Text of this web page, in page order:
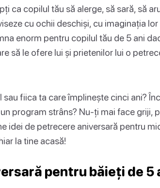
ca copilul tău să alerge, să sară, să
cu ochii deschiși, cu imaginația
enorm pentru copilul tău de 5 ani
să le ofere lui și prietenilor lui o
fiica ta care împlinește cinci ani?
program strâns? Nu-ți mai face griji,
idei de petrecere aniversară pentru
la tine acasă!
pentru băieți de 5